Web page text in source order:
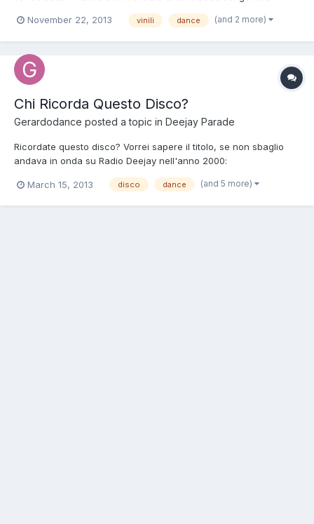
la la la 2 Unlimited Let The Beat Control Your Body Got It 1994 2
November 22, 2013 vinili dance (and 2 more)
Chi Ricorda Questo Disco?
Gerardodance posted a topic in Deejay Parade
Ricordate questo disco? Vorrei sapere il titolo, se non sbaglio
andava in onda su Radio Deejay nell'anno 2000:
March 15, 2013
disco dance (and 5 more)